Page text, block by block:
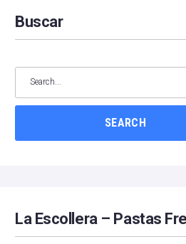
Buscar
SEARCH
La Escollera – Pastas